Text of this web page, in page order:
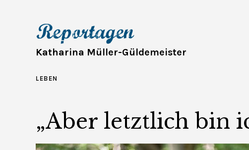
Katharina Müller-Güldemeister
LEBEN
„Aber letztlich bin